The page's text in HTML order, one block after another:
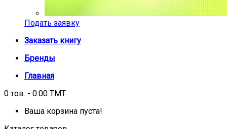
Подать заявку
Заказать книгу
Бренды
Главная
0 тов. - 0.00 TMT
Ваша корзина пуста!